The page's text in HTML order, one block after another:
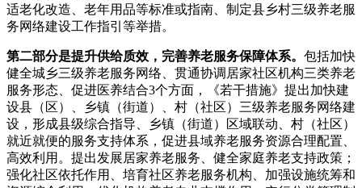
适老化改造、老年用品等标准或指南、制定县乡村三级养老服
务网络建设工作指引等举措。
第二部分是提升供给质效，完善养老服务保障体系。 包括加快
健全城乡三级养老服务网络、贯通协调居家社区机构三类养老
服务形态、促进医养结合3个方面，《若干措施》提出加快建
设县（区）、乡镇（街道）、村（社区）三级养老服务网络建
设，形成县级综合指导、乡镇（街道）区域联动、村（社区）
就近就便的服务支持体系，促进县域养老服务资源合理配置、
高效利用。提出发展居家养老服务、健全家庭养老支持政策；
强化社区依托作用、培育社区养老服务机构、加强设施统筹和